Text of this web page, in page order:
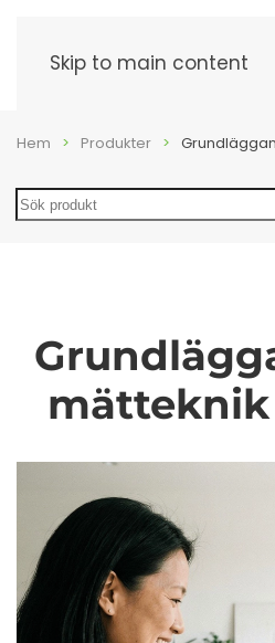
Skip to main content
Hem Produkter
Search
mätteknik